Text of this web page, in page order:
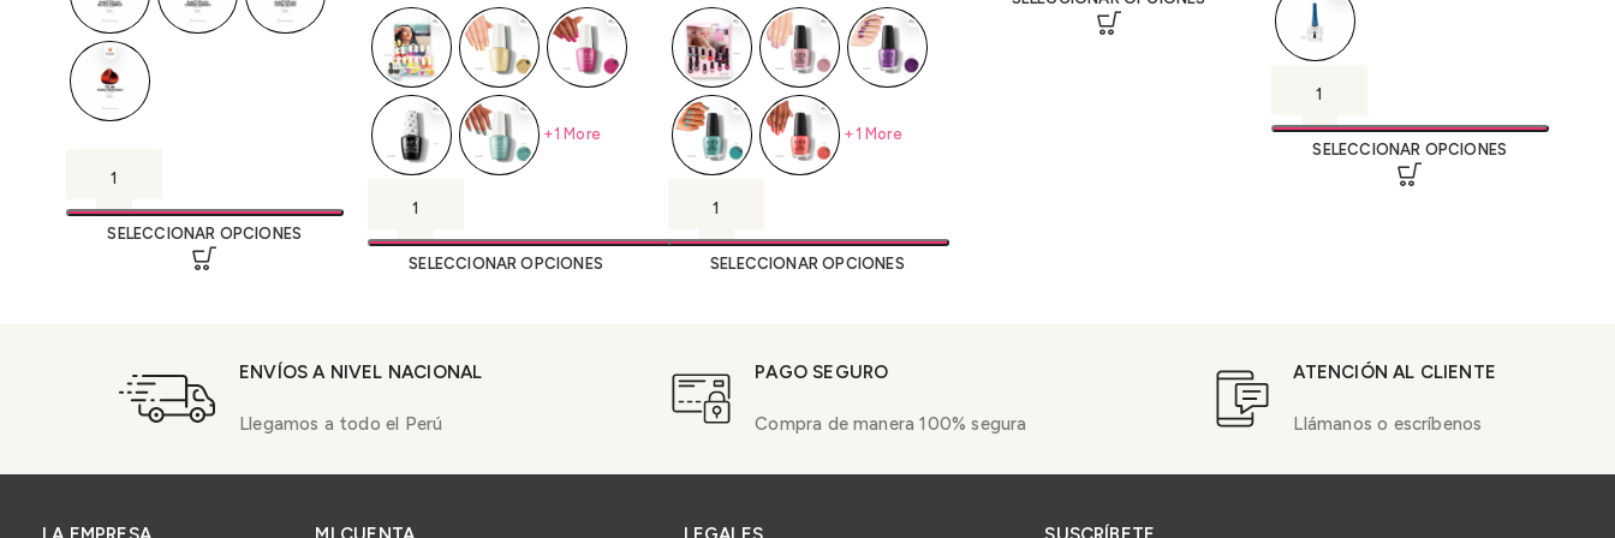
SELECCIONAR OPCIONES
+1 More
SELECCIONAR OPCIONES
+1 More
SELECCIONAR OPCIONES
SELECCIONAR OPCIONES
ENVÍOS A NIVEL NACIONAL
Llegamos a todo el Perú
PAGO SEGURO
Compra de manera 100% segura
ATENCIÓN AL CLIENTE
Llámanos o escríbenos